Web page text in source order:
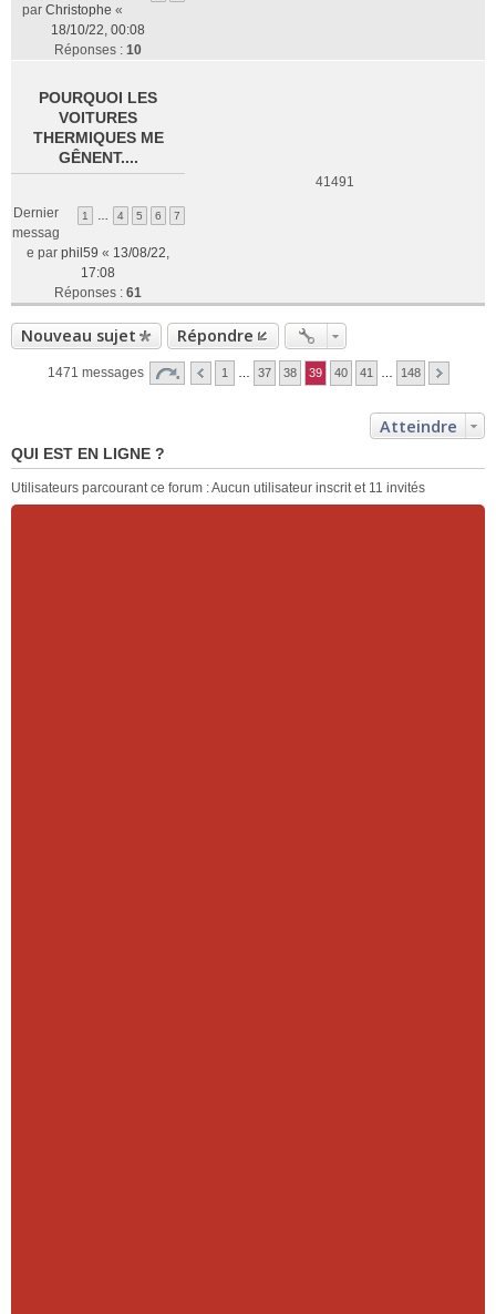
par Christophe «
18/10/22, 00:08
Réponses : 10
POURQUOI LES
VOITURES
THERMIQUES ME
GÊNENT....
1 4 5 6 7
Dernier
messag
e par phil59 « 13/08/22,
17:08
Réponses : 61
41491
Nouveau sujet Répondre
1471 messages 1 37 38 39 40 41 148
Atteindre
QUI EST EN LIGNE ?
Utilisateurs parcourant ce forum : Aucun utilisateur inscrit et 11 invités